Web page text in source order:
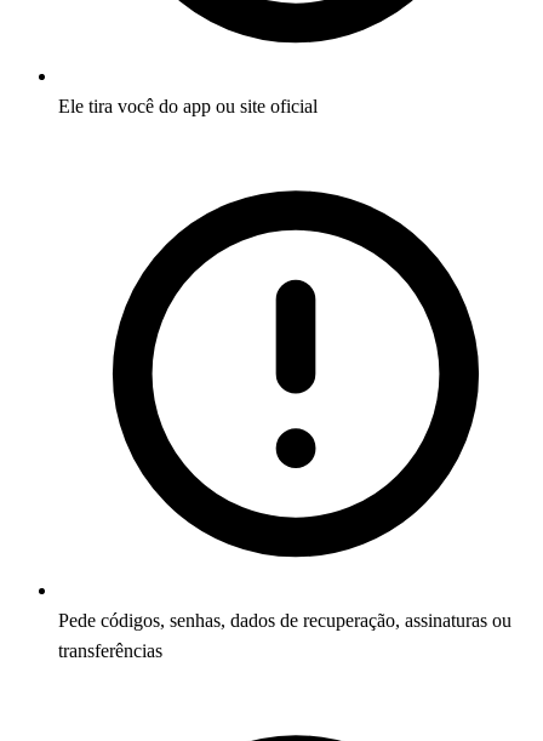
Ele tira você do app ou site oficial
Pede códigos, senhas, dados de recuperação, assinaturas ou
transferências